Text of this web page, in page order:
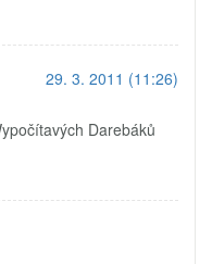
29. 3. 2011 (11:26)
Darebáků